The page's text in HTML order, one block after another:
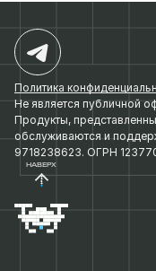
Политика
Не является публичной
Продукты,
обслуживаются и
9718238623. ОГРН
НАВЕРХ